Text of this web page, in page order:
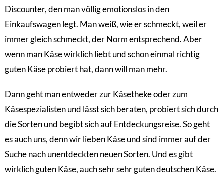
Discounter, den man völlig emotionslos in den
Einkaufswagen legt. Man weiß, wie er schmeckt, weil er
immer gleich schmeckt, der Norm entsprechend. Aber
wenn man Käse wirklich liebt und schon einmal richtig
guten Käse probiert hat, dann will man mehr.
Dann geht man entweder zur Käsetheke oder zum
Käsespezialisten und lässt sich beraten, probiert sich durch
die Sorten und begibt sich auf Entdeckungsreise. So geht
es auch uns, denn wir lieben Käse und sind immer auf der
Suche nach unentdeckten neuen Sorten. Und es gibt
wirklich guten Käse, auch sehr sehr guten deutschen Käse.